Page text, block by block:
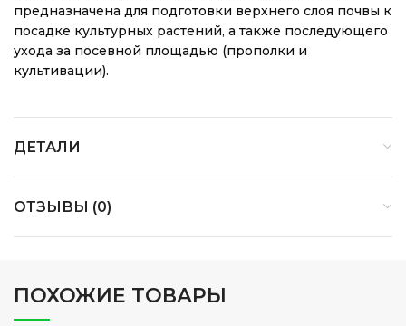
предназначена для подготовки верхнего слоя почвы к
посадке культурных растений, а также последующего
ухода за посевной площадью (прополки и
культивации).
ДЕТАЛИ
ОТЗЫВЫ (0)
ПОХОЖИЕ ТОВАРЫ